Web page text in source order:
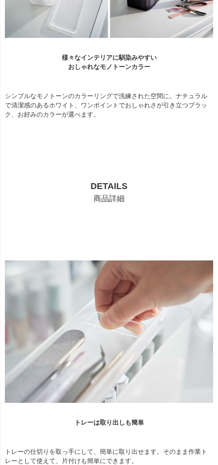
様々なインテリアに馴染みやすい
おしゃれなモノトーンカラー
シンプルなモノトーンのカラーリングで洗練された空間に。ナチュラル
で清潔感のあるホワイト、ワンポイントでおしゃれさが引き立つブラッ
ク、お好みのカラーが選べます。
DETAILS
商品詳細
トレーは取り出しも簡単
トレーの仕切りを取っ手にして、簡単に取り出せます。そのまま作業ト
レーとして使えて、片付けも簡単にできます。